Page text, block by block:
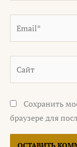
Сохранить
браузере для